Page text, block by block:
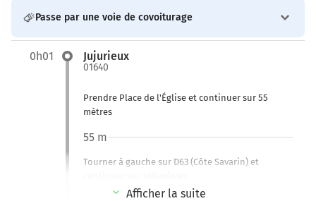
Passe par une voie de covoiturage
0h01 Jujurieux
01640
Prendre Place de l'Église et continuer sur 55
mètres
Tourner à gauche sur D63 (Côte Savarin) et
55 m
Afficher la suite